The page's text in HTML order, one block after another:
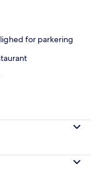
for parkering